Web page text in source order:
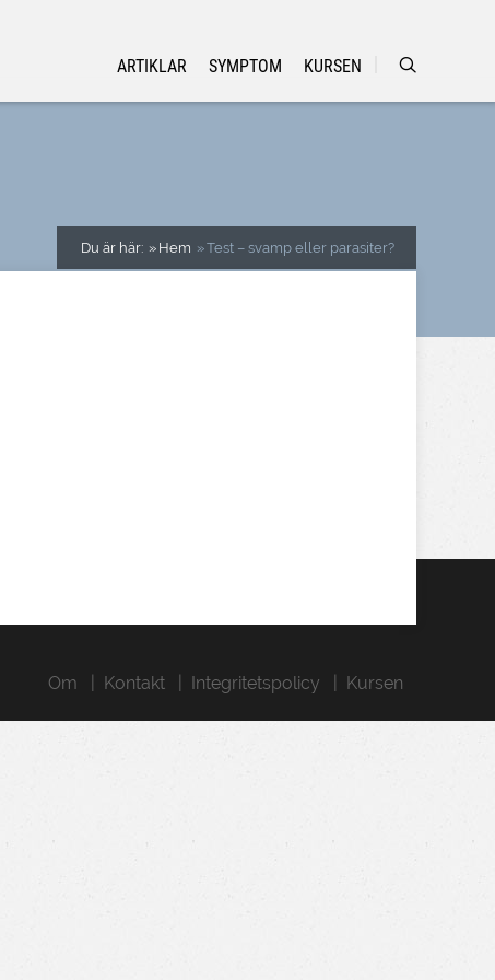
ARTIKLAR SYMPTOM KURSEN
Du är här: Hem Test – svamp eller parasiter?
Om Kontakt Integritetspolicy Kursen